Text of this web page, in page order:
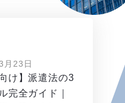
月23日
け】派遣法の3
完全ガイド｜